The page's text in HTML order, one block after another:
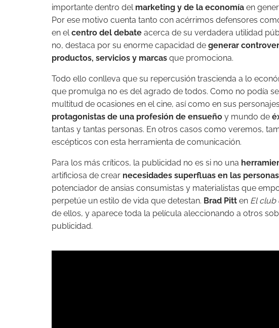
importante dentro del marketing y de la economía en
Por ese motivo cuenta tanto con acérrimos defensores
en elcentro del debate acerca de su verdadera utilidad
no, destaca por su enorme capacidad de generar
productos, servicios y marcas que promociona.
Todo ello conlleva que su repercusión trascienda a lo
que promulga no es del agrado de todos. Como no podía
multitud de ocasiones en el cine, así como en sus
protagonistas de una profesión de ensueño y mundo de
tantas y tantas personas. En otros casos como veremos,
escépticos con esta herramienta de comunicación.
Para los más críticos, la publicidad no es si no una
artificiosa de crear necesidades superfluas en las personas
potenciador de ansias consumistas y materialistas que
perpetúe un estilo de vida que detestan. Brad Pitt en El club
de ellos, y aparece toda la película aleccionando a otros
publicidad.